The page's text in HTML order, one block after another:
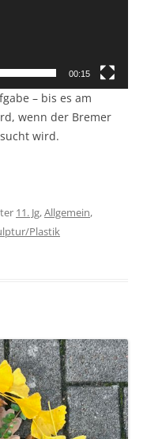
00:15
– bis es am
wenn der Bremer
wird.
11. Jg,Allgemein,
Plastik